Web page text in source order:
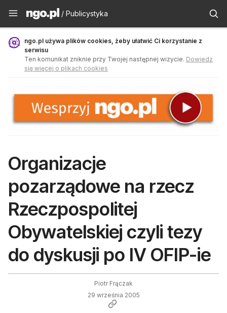
Publicystyka - ngo.pl
/ Publicystyka
ngo.pl używa plików cookies, żeby ułatwić Ci korzystanie z
serwisu
Ten komunikat zniknie przy Twojej następnej wizycie. Dowiedz
się więcej o plikach cookies
Organizacje
pozarządowe na rzecz
Rzeczpospolitej
Obywatelskiej czyli tezy
do dyskusji po IV OFIP-ie
Piotr Frączak
29 września 2005